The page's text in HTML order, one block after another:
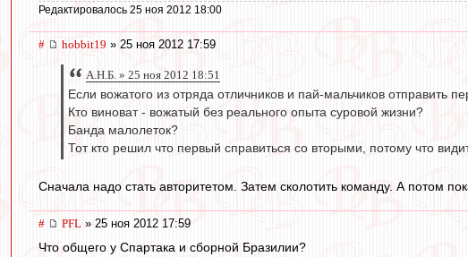
Редактировалось 25 ноя 2012 18:00
# hobbit19 » 25 ноя 2012 17:59
А.Н.Б. » 25 ноя 2012 18:51
Если вожатого из отряда отличников и пай-мальчиков отправить
Кто виноват - вожатый без реального опыта суровой жизни?
Банда малолеток?
Тот кто решил что первый справиться со вторыми, потому что
Сначала надо стать авторитетом. Затем сколотить команду. А потом
# PFL » 25 ноя 2012 17:59
Что общего у Спартака и сборной Бразилии?